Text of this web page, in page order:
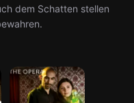
dem Schatten stellen